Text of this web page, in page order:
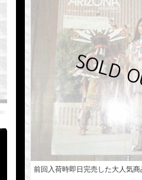
前回入荷時即日完売した大人気